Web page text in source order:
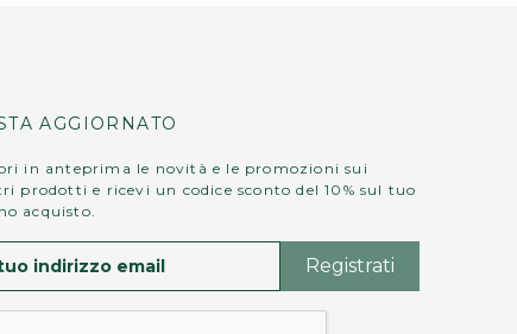
AGGIORNATO
in anteprima le novità e le promozioni sui
prodotti e ricevi un codice sconto del 10% sul tuo
acquisto.